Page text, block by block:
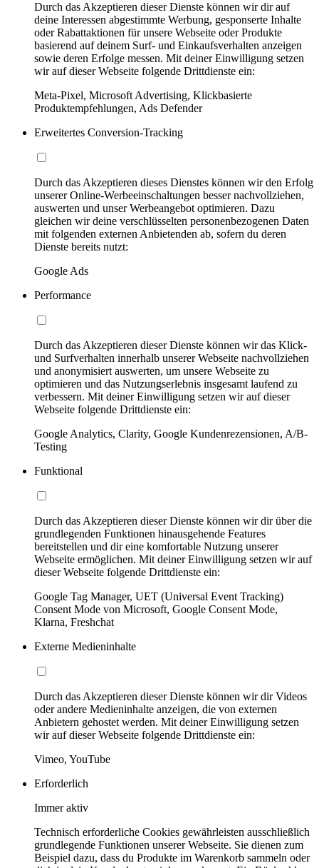
Durch das Akzeptieren dieser Dienste können wir dir auf
deine Interessen abgestimmte Werbung, gesponserte Inhalte
oder Rabattaktionen für unsere Webseite oder Produkte
basierend auf deinem Surf- und Einkaufsverhalten anzeigen
sowie deren Erfolge messen. Mit deiner Einwilligung setzen
wir auf dieser Webseite folgende Drittdienste ein:
Meta-Pixel, Microsoft Advertising, Klickbasierte
Produktempfehlungen, Ads Defender
Erweitertes Conversion-Tracking
Durch das Akzeptieren dieses Dienstes können wir den Erfolg
unserer Online-Werbeeinschaltungen besser nachvollziehen,
auswerten und unser Werbeangebot optimieren. Dazu
gleichen wir deine verschlüsselten personenbezogenen Daten
mit folgenden externen Anbietenden ab, sofern du deren
Dienste bereits nutzt:
Google Ads
Performance
Durch das Akzeptieren dieser Dienste können wir das Klick-
und Surfverhalten innerhalb unserer Webseite nachvollziehen
und anonymisiert auswerten, um unsere Webseite zu
optimieren und das Nutzungserlebnis insgesamt laufend zu
verbessern. Mit deiner Einwilligung setzen wir auf dieser
Webseite folgende Drittdienste ein:
Google Analytics, Clarity, Google Kundenrezensionen, A/B-
Testing
Funktional
Durch das Akzeptieren dieser Dienste können wir dir über die
grundlegenden Funktionen hinausgehende Features
bereitstellen und dir eine komfortable Nutzung unserer
Webseite ermöglichen. Mit deiner Einwilligung setzen wir auf
dieser Webseite folgende Drittdienste ein:
Google Tag Manager, UET (Universal Event Tracking)
Consent Mode von Microsoft, Google Consent Mode,
Klarna, Freshchat
Externe Medieninhalte
Durch das Akzeptieren dieser Dienste können wir dir Videos
oder andere Medieninhalte anzeigen, die von externen
Anbietern gehostet werden. Mit deiner Einwilligung setzen
wir auf dieser Webseite folgende Drittdienste ein:
Vimeo, YouTube
Erforderlich
Immer aktiv
Technisch erforderliche Cookies gewährleisten ausschließlich
grundlegende Funktionen unserer Webseite. Sie dienen zum
Beispiel dazu, dass du Produkte im Warenkorb sammeln oder